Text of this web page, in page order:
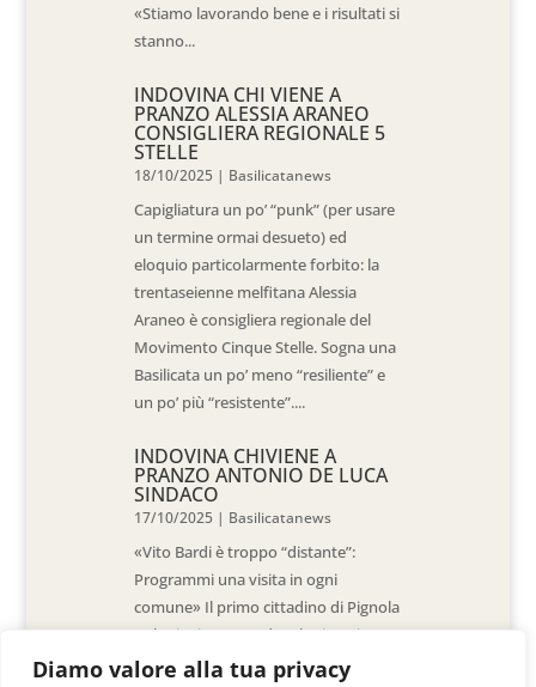
Diamo valore alla tua privacy
«Stiamo lavorando bene e i risultati si
stanno...
INDOVINA CHI VIENE A
PRANZO ALESSIA ARANEO
CONSIGLIERA REGIONALE 5
STELLE
18/10/2025 | Basilicatanews
Capigliatura un po’ “punk” (per usare
un termine ormai desueto) ed
eloquio particolarmente forbito: la
trentaseienne melfitana Alessia
Araneo è consigliera regionale del
Movimento Cinque Stelle. Sogna una
Basilicata un po’ meno “resiliente” e
un po’ più “resistente”....
INDOVINA CHIVIENE A
PRANZO ANTONIO DE LUCA
SINDACO
17/10/2025 | Basilicatanews
«Vito Bardi è troppo “distante”:
Programmi una visita in ogni
comune» Il primo cittadino di Pignola
«L’ho invitato a vedere la situazione
al Pantano, ma non è venuto. La